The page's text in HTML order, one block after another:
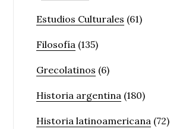
Estudios Culturales (61)
Filosofía (135)
Grecolatinos (6)
Historia argentina (180)
Historia latinoamericana (72)